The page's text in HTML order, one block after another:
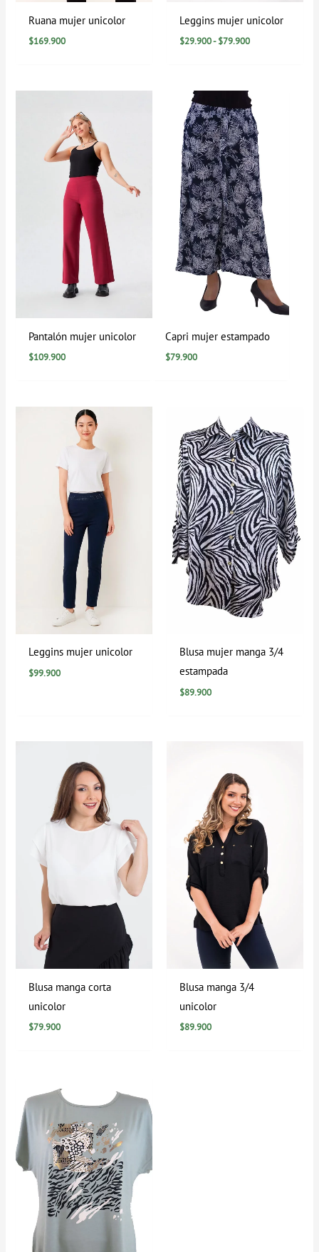
Ruana mujer unicolor
$169.900
Leggins mujer unicolor
$29.900- $79.900
Pantalón mujer unicolor
$109.900
Capri mujer estampado
$79.900
Leggins mujer unicolor
$99.900
Blusa mujer manga 3/4
estampada
$89.900
Blusa manga corta
unicolor
$79.900
Blusa manga 3/4
unicolor
$89.900